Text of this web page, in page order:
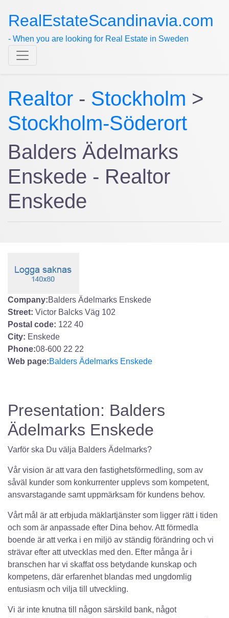
RealEstateScandinavia.com
- When you are looking for Real Estate in Sweden
Realtor - Stockholm >
Stockholm-Söderort
Balders Ädelmarks
Enskede - Realtor
Enskede
Company:Balders Ädelmarks Enskede
Street: Victor Balcks Väg 102
Postal code: 122 40
City: Enskede
Phone:08-600 22 22
Web page:Balders Ädelmarks Enskede
Presentation: Balders
Ädelmarks Enskede
Varför ska Du välja Balders Ädelmarks?
Vår vision är att vara den fastighetsförmedling, som av
såväl kunder som konkurrenter upplevs som kompetent,
ansvarstagande samt uppmärksam för kundens behov.
Vårt mål är att erbjuda mäklartjänster som ligger rätt i tiden
och som är anpassade efter Dina behov. Att förmedla
boende är att verka i en miljö av ständig förändring och vi
strävar efter att utvecklas med den. Efter många år i
branschen har vi skaffat oss betydande kunskap och
kompetens, där erfarenhet blandas med ungdomlig
entusiasm och vilja till utveckling.
Vi är inte knutna till någon särskild bank, något